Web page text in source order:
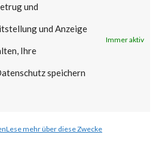
und
und Anzeige
Ihre
speichern
Immer aktiv
Lese mehr über diese Zwecke
Solution?
posting, there is
Ivanti has
as the
exploited in the